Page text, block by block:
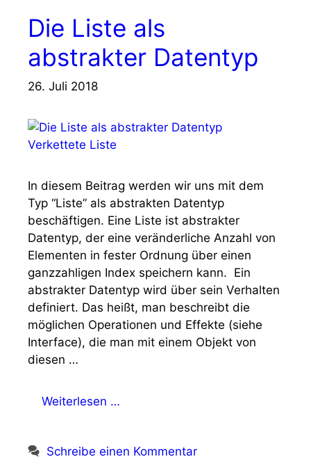
Die Liste als
abstrakter Datentyp
26. Juli 2018
In diesem Beitrag werden wir uns mit dem
Typ “Liste” als abstrakten Datentyp
beschäftigen. Eine Liste ist abstrakter
Datentyp, der eine veränderliche Anzahl von
Elementen in fester Ordnung über einen
ganzzahligen Index speichern kann. Ein
abstrakter Datentyp wird über sein Verhalten
definiert. Das heißt, man beschreibt die
möglichen Operationen und Effekte (siehe
Interface), die man mit einem Objekt von
diesen …
Weiterlesen …
Schreibe einen Kommentar